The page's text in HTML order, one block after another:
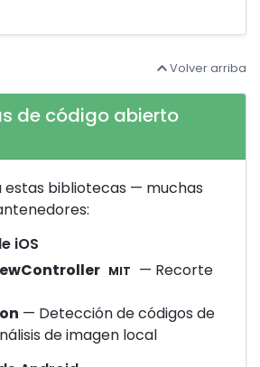
Volver arriba
de código abierto
estas bibliotecas — muchas
iOS
MIT
— Recorte
— Detección de códigos de
de imagen local